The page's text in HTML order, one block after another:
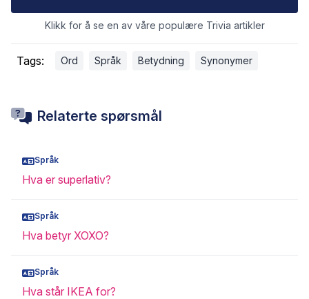
Klikk for å se en av våre populære Trivia artikler
Tags: Ord Språk Betydning Synonymer
Relaterte spørsmål
Språk
Hva er superlativ?
Språk
Hva betyr XOXO?
Språk
Hva står IKEA for?